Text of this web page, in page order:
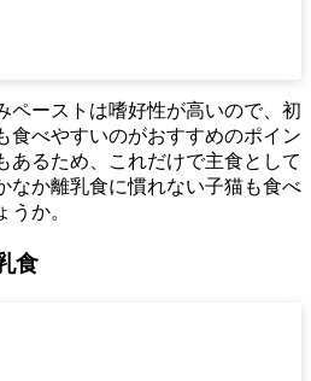
ペーストは嗜好性が高いので、初
食べやすいのがおすすめのポイン
あるため、これだけで主食として
なか離乳食に慣れない子猫も食べ
か。
食